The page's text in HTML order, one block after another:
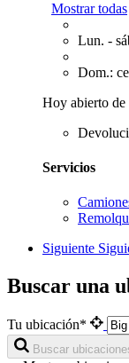
Mostrar todas
Lun. -
Dom.:
Hoy abierto de
Servicios
Siguiente
Buscar una
Tu ubicación*
Buscar